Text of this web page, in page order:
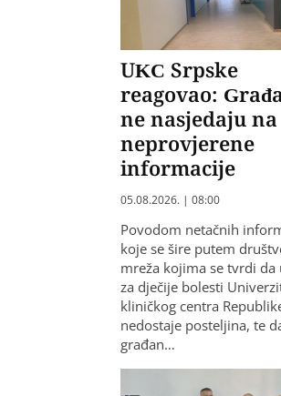
UKC Srpske
reagovao:
ne nasjedaju na
neprovjerene
informacije
05.08.2026. | 08:00
Povodom netačnih
koje se šire putem
mreža kojima se tvrdi da
za dječije bolesti
kliničkog centra
nedostaje posteljina, te
građan…